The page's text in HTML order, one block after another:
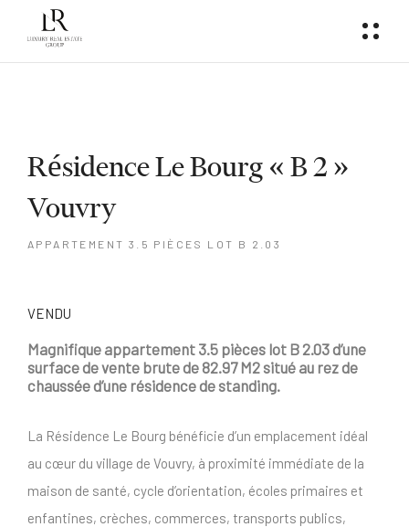
Résidence Le Bourg « B 2 »
Vouvry
APPARTEMENT 3.5 PIÈCES LOT B 2.03
VENDU
Magnifique appartement 3.5 pièces lot B 2.03 d’une
surface de vente brute de 82.97 M2 situé au rez de
chaussée d’une résidence de standing.
La Résidence Le Bourg bénéficie d’un emplacement idéal
au cœur du village de Vouvry, à proximité immédiate de la
maison de santé, cycle d’orientation, écoles primaires et
enfantines, crèches, commerces, transports publics,